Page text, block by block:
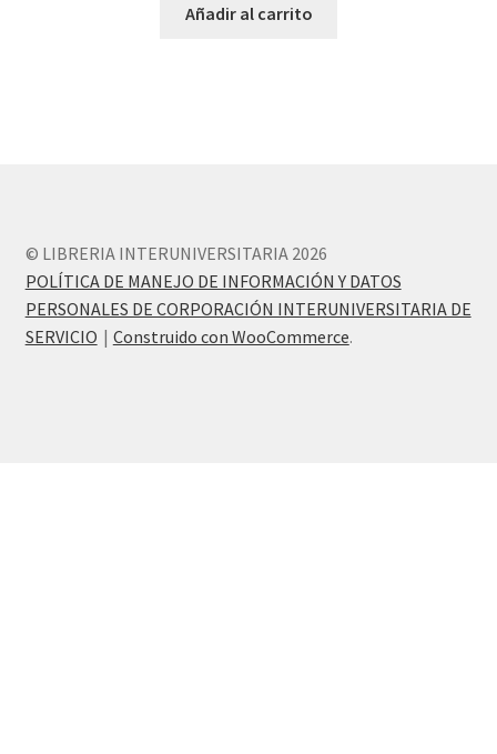
Añadir al carrito
© LIBRERIA INTERUNIVERSITARIA 2026
POLÍTICA DE MANEJO DE INFORMACIÓN Y DATOS
PERSONALES DE CORPORACIÓN INTERUNIVERSITARIA DE
SERVICIO
Construido con WooCommerce.